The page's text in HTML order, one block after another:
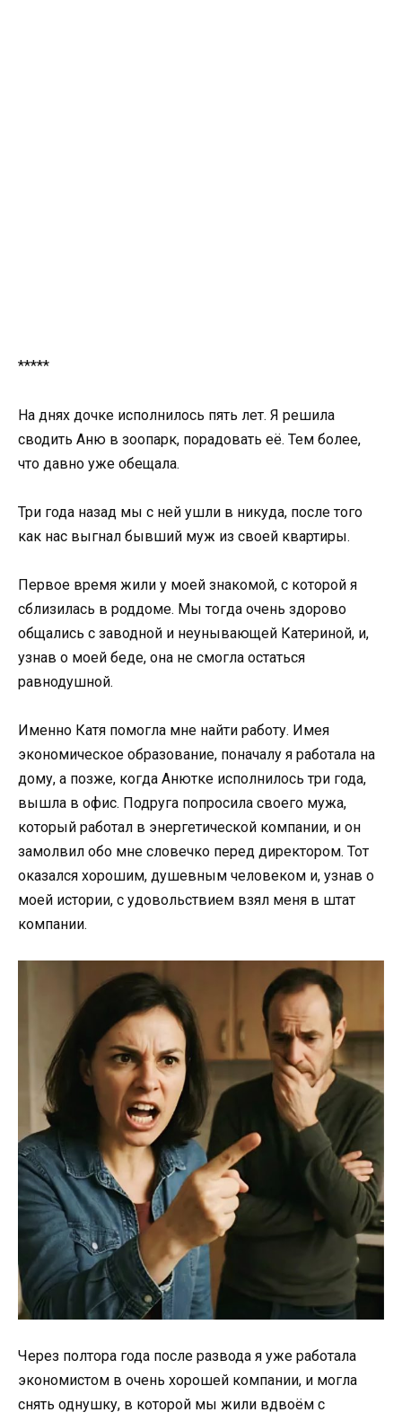
*****
На днях дочке исполнилось пять лет. Я решила
сводить Аню в зоопарк, порадовать её. Тем более,
что давно уже обещала.
Три года назад мы с ней ушли в никуда, после того
как нас выгнал бывший муж из своей квартиры.
Первое время жили у моей знакомой, с которой я
сблизилась в роддоме. Мы тогда очень здорово
общались с заводной и неунывающей Катериной, и,
узнав о моей беде, она не смогла остаться
равнодушной.
Именно Катя помогла мне найти работу. Имея
экономическое образование, поначалу я работала на
дому, а позже, когда Анютке исполнилось три года,
вышла в офис. Подруга попросила своего мужа,
который работал в энергетической компании, и он
замолвил обо мне словечко перед директором. Тот
оказался хорошим, душевным человеком и, узнав о
моей истории, с удовольствием взял меня в штат
компании.
Через полтора года после развода я уже работала
экономистом в очень хорошей компании, и могла
снять однушку, в которой мы жили вдвоём с